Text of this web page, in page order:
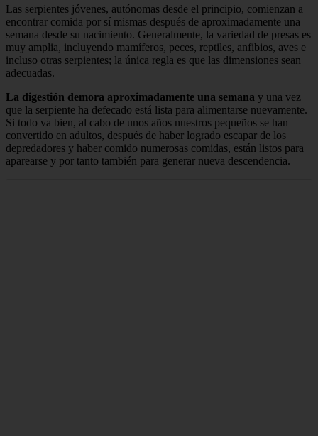
Las serpientes jóvenes, autónomas desde el principio, comienzan a
encontrar comida por sí mismas después de aproximadamente una
semana desde su nacimiento. Generalmente, la variedad de presas es
muy amplia, incluyendo mamíferos, peces, reptiles, anfibios, aves e
incluso otras serpientes; la única regla es que las dimensiones sean
adecuadas.
La digestión demora aproximadamente una semana y una vez
que la serpiente ha defecado está lista para alimentarse nuevamente.
Si todo va bien, al cabo de unos años nuestros pequeños se han
convertido en adultos, después de haber logrado escapar de los
depredadores y haber comido numerosas comidas, están listos para
aparearse y por tanto también para generar nueva descendencia.